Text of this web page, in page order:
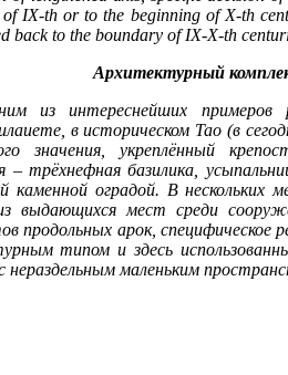
IX-th or to the beginning of X-th
back to the boundary of IX-X-th
Архитектурный
из интереснейших
в историческом Тао (в
значения, укреплённый
– трёхнефная базилика,
каменной оградой. В нескольких
выдающихся мест среди
продольных арок,
типом и здесь
с нераздельным маленьким